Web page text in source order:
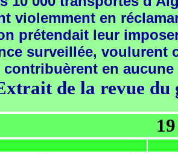
violemment en
prétendait leur
surveillée, voulurent
contribuèrent en
de la revue du